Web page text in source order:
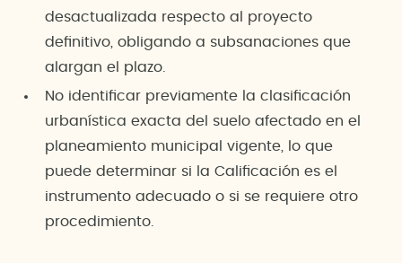
desactualizada respecto al proyecto
definitivo, obligando a subsanaciones que
alargan el plazo.
No identificar previamente la clasificación
urbanística exacta del suelo afectado en el
planeamiento municipal vigente, lo que
puede determinar si la Calificación es el
instrumento adecuado o si se requiere otro
procedimiento.